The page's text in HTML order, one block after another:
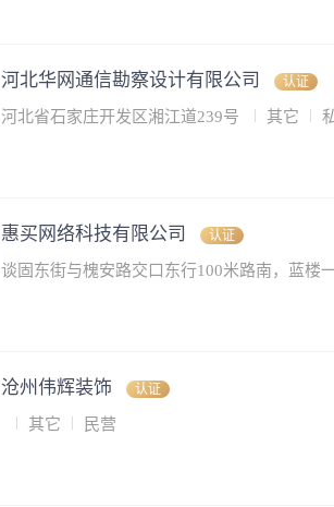
河北华网通信勘察设计有限公司 认证
河北省石家庄开发区湘江道239号 其它
惠买网络科技有限公司 认证
谈固东街与槐安路交口东行100米路南，蓝楼
沧州伟辉装饰 认证
其它 民营